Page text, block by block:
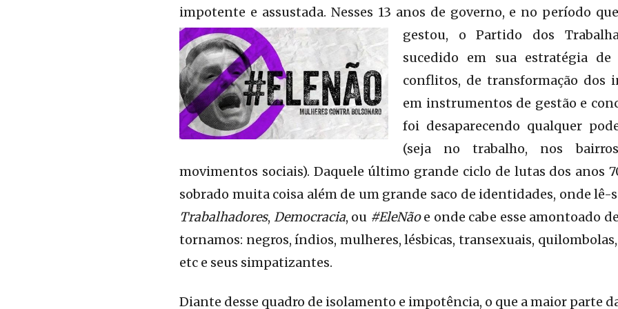
impotente e assustada. Nesses 13 anos de governo, e no período
gestou, o Partido dos
sucedido em sua estratégia de
conflitos, de transformação dos
em instrumentos de gestão e
foi desaparecendo qualquer
(seja no trabalho, nos
movimentos sociais). Daquele último grande ciclo de lutas dos anos
sobrado muita coisa além de um grande saco de identidades, onde lê-
Trabalhadores, Democracia, ou #EleNãoe onde cabe esse amontoado
tornamos: negros, índios, mulheres, lésbicas, transexuais,
etc e seus simpatizantes.
Diante desse quadro de isolamento e impotência, o que a maior parte